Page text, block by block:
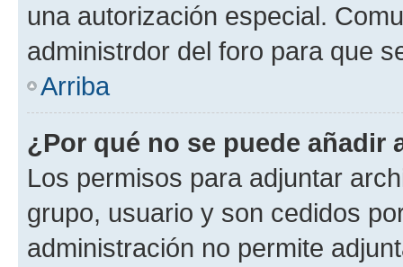
una autorización especial.
administrdor del foro para que
Arriba
¿Por qué no se puede añadir
Los permisos para adjuntar
grupo, usuario y son cedidos
administración no permite